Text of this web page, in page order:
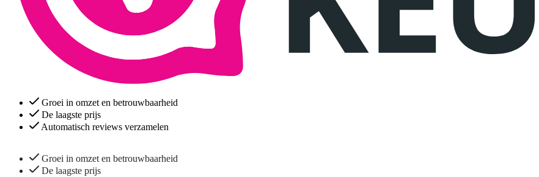
Groei in omzet en betrouwbaarheid
De laagste prijs
Automatisch reviews verzamelen
Groei in omzet en betrouwbaarheid
De laagste prijs